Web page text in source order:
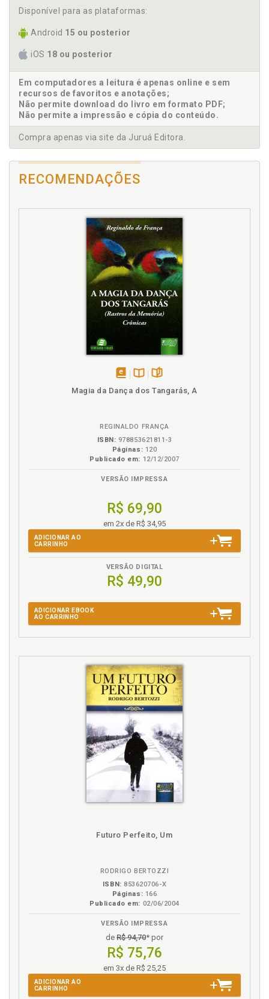
Questionamentos, p. 41
Citação, p. 43
Questionamentos, p. 44
2. O que eu vejo, p. 47
2.1 Poema 09, p. 48
Citação, p. 50
Questionamentos, p. 51
2.2 Poema 10, p. 51
Citação, p. 53
Questionamentos, p. 53
2.3 Poema 11, p. 54
Citação, p. 57
Questionamentos, p. 58
Capítulo III - Inconsciente, p. 59
3. O que eu sou, p. 59
3.1 Poema 13, p. 60
Citação, p. 61
Questionamentos, p. 62
3.2 Poema 14, p. 62
Questionamentos, p. 64
3.3 Poema 15, p. 64
Questionamentos, p. 67
Questionamentos, p. 69
Capítulo IV - Subconsciente, p. 71
4 Subconsciente, p. 71
Citação, p. 74
4.2 Poema 18, p. 75
Citação, p. 76
Questionários, p. 77
4.3 Poema 19, p. 77
Questionamentos, p. 80
Citação, p. 81
Questionamentos, p. 82
Palavras para não Terminar, p. 83
Re-construção, p. 87
Disponível para as plataformas:
Android 15 ou posterior
iOS 18 ou posterior
Em computadores a leitura é apenas online e sem
recursos de favoritos e anotações;
Não permite download do livro em formato PDF;
Não permite a impressão e cópia do conteúdo.
Compra apenas via site da Juruá Editora.
RECOMENDAÇÕES
disponível
em
Disponível
páginas
Magia da Dança dos Tangarás, A
REGINALDO FRANÇA
ISBN: 978853621811-3
Páginas: 120
Publicado em: 12/12/2007
VERSÃO IMPRESSA
R$ 69,90
em 2x de R$ 34,95
ADICIONAR AO
CARRINHO
VERSÃO DIGITAL
R$ 49,90
ADICIONAR EBOOK
AO CARRINHO
Futuro Perfeito, Um
RODRIGO BERTOZZI
ISBN: 853620706-X
Páginas: 166
Publicado em: 02/06/2004
VERSÃO IMPRESSA
de R$ 94,70* por
R$ 75,76
em 3x de R$ 25,25
ADICIONAR AO
CARRINHO